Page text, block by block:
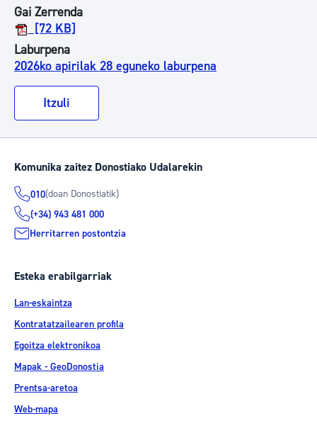
Gai Zerrenda
[72 KB]
Laburpena
2026ko apirilak 28 eguneko laburpena
Itzuli
Komunika zaitez Donostiako Udalarekin
010(doan Donostiatik)
(+34) 943 481 000
Herritarren postontzia
Esteka erabilgarriak
Lan-eskaintza
Kontratatzailearen profila
Egoitza elektronikoa
Mapak - GeoDonostia
Prentsa-aretoa
Web-mapa